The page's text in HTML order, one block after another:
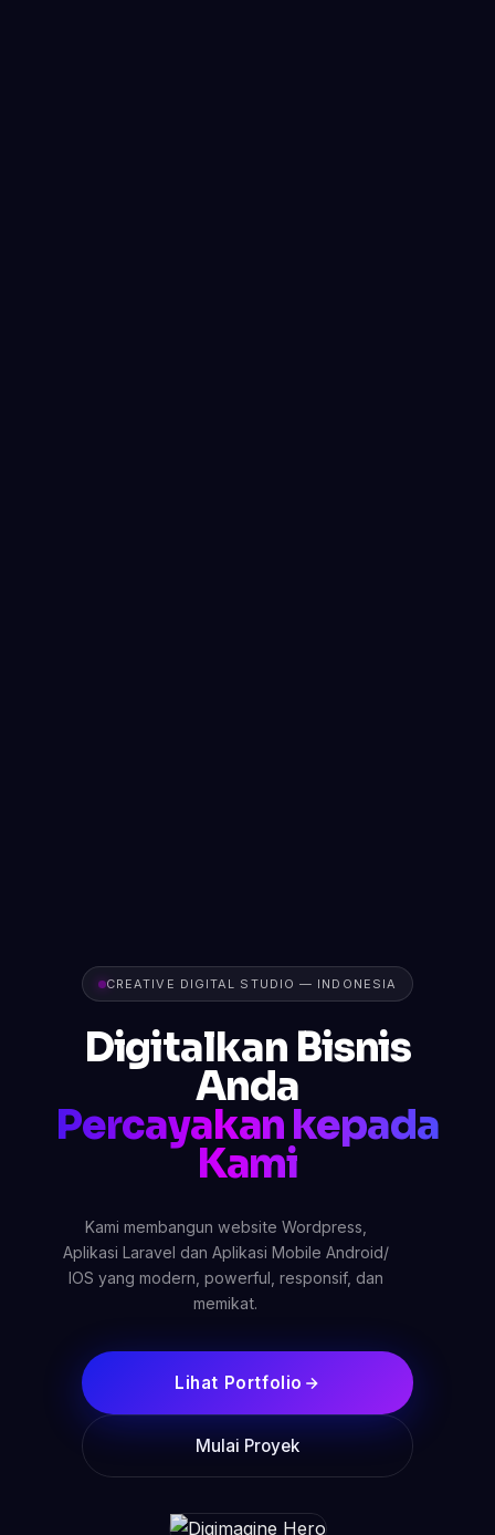
CREATIVE DIGITAL STUDIO — INDONESIA
Digitalkan Bisnis
Anda
Percayakan kepada
Kami
Kami membangun website Wordpress,
Aplikasi Laravel dan Aplikasi Mobile Android/
IOS yang modern, powerful, responsif, dan
memikat.
Lihat Portfolio
Mulai Proyek